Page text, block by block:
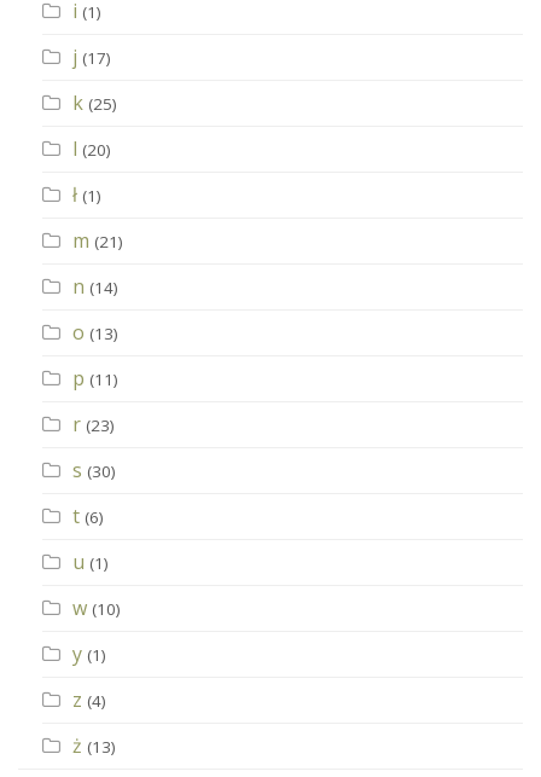
i (1)
j (17)
k (25)
l (20)
ł (1)
m (21)
n (14)
o (13)
p (11)
r (23)
s (30)
t (6)
u (1)
w (10)
y (1)
z (4)
ż (13)